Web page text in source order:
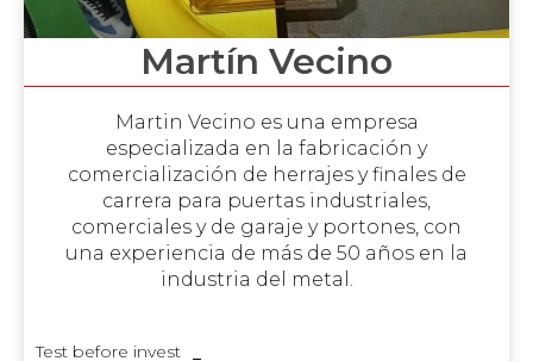
Martín Vecino
Martin Vecino es una empresa
especializada en la fabricación y
comercialización de herrajes y finales de
carrera para puertas industriales,
comerciales y de garaje y portones, con
una experiencia de más de 50 años en la
industria del metal.
Test before invest